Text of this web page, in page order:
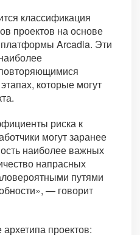
классификация
проектов на основе
Arcadia. Эти
которые могут
риска к
могут заранее
наиболее важных
напрасных
путями
— говорит
проектов: